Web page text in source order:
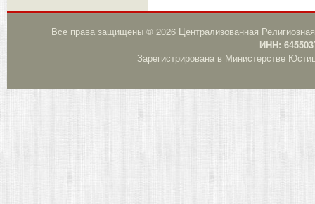
Все права защищены © 2026 Централизованная
ИНН:
Зарегистрирована в Министерстве